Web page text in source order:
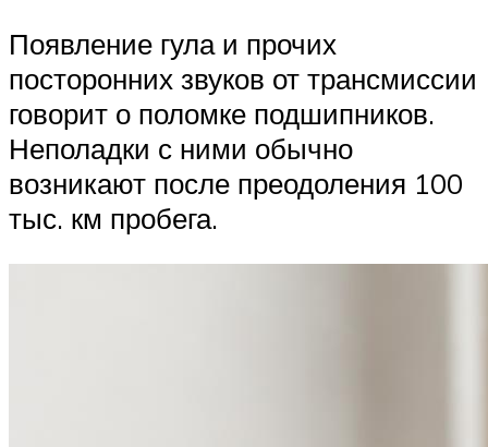
Появление гула и прочих
посторонних звуков от трансмиссии
говорит о поломке подшипников.
Неполадки с ними обычно
возникают после преодоления 100
тыс. км пробега.